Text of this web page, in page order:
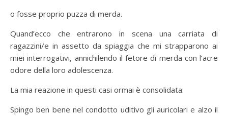
o fosse proprio puzza di merda.
Quand’ecco che entrarono in scena una carriata di
ragazzini/e in assetto da spiaggia che mi strapparono ai
miei interrogativi, annichilendo il fetore di merda con l’acre
odore della loro adolescenza.
La mia reazione in questi casi ormai è consolidata:
Spingo ben bene nel condotto uditivo gli auricolari e alzo il